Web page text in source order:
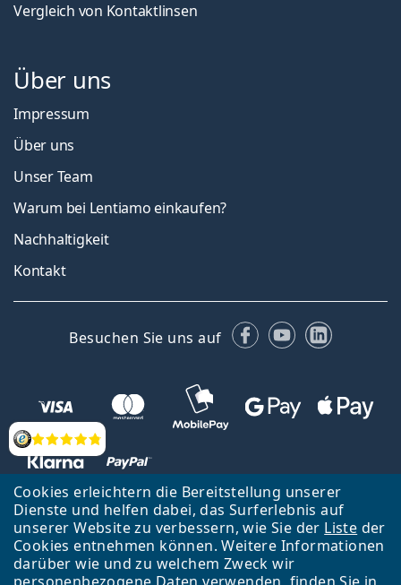
Cookies erleichtern die Bereitstellung unserer
Dienste und helfen dabei, das Surferlebnis auf
unserer Website zu verbessern, wie Sie der Liste der
Cookies entnehmen können. Weitere Informationen
darüber wie und zu welchem Zweck wir
Bewertung
Vergleich von Kontaktlinsen
Über uns
Impressum
Über uns
Unser Team
Warum bei Lentiamo einkaufen?
Nachhaltigkeit
Kontakt
Besuchen Sie uns auf Facebook
YouTubeLinkedIn
Zurück zur Hauptseite
Nach oben
Lentiamo s.r.o., Tschechien ist Eigentümer und Betreiber des Online-
Shops Lentiamo.de
Seit 18 Jahren sind wir für Sie da.